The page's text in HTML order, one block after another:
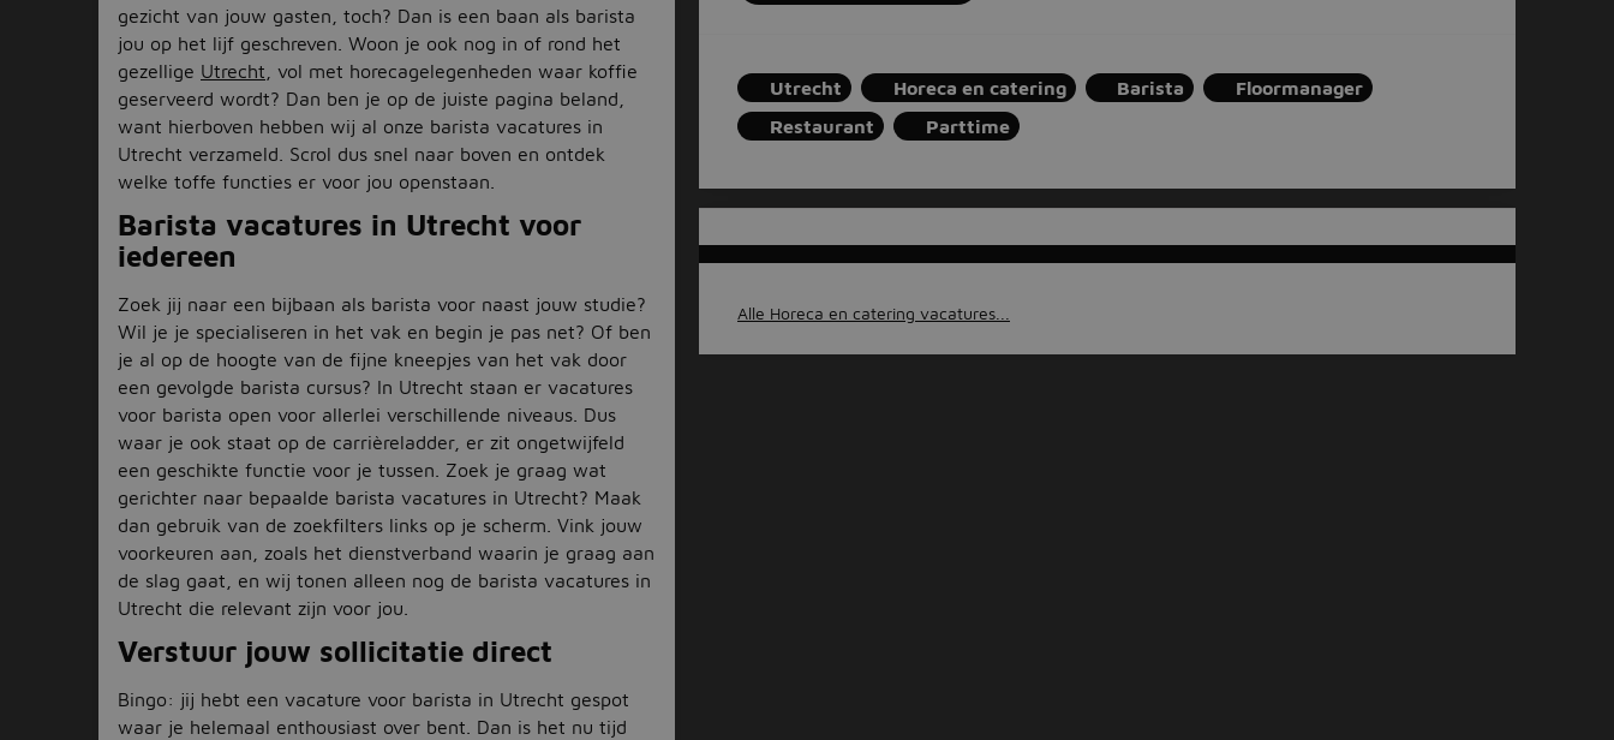
gezicht van jouw gasten, toch? Dan is een baan als barista
jou op het lijf geschreven. Woon je ook nog in of rond het
gezellige Utrecht , vol met horecagelegenheden waar koffie
geserveerd wordt? Dan ben je op de juiste pagina beland,
want hierboven hebben wij al onze barista vacatures in
Utrecht verzameld. Scrol dus snel naar boven en ontdek
welke toffe functies er voor jou openstaan.
Barista vacatures in Utrecht voor
iedereen
Zoek jij naar een bijbaan als barista voor naast jouw studie?
Wil je je specialiseren in het vak en begin je pas net? Of ben
je al op de hoogte van de fijne kneepjes van het vak door
een gevolgde barista cursus? In Utrecht staan er vacatures
voor barista open voor allerlei verschillende niveaus. Dus
waar je ook staat op de carrièreladder, er zit ongetwijfeld
een geschikte functie voor je tussen. Zoek je graag wat
gerichter naar bepaalde barista vacatures in Utrecht? Maak
dan gebruik van de zoekfilters links op je scherm. Vink jouw
voorkeuren aan, zoals het dienstverband waarin je graag aan
de slag gaat, en wij tonen alleen nog de barista vacatures in
Utrecht die relevant zijn voor jou.
Verstuur jouw sollicitatie direct
Bingo: jij hebt een vacature voor barista in Utrecht gespot
waar je helemaal enthousiast over bent. Dan is het nu tijd
Utrecht Horeca en catering Barista
Floormanager
Restaurant
Parttime
Alle Horeca en catering vacatures...